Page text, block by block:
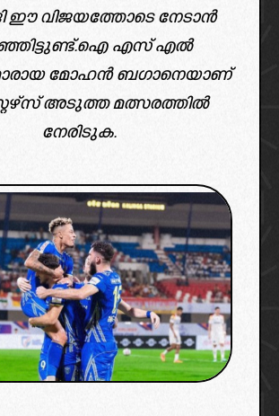
ഈ വിജയത്തോടെ നേടാൻ
എസ് എൽ
മോഹൻ ബഗാനെയാണ്
അടുത്ത മത്സരത്തിൽ
നേരിടുക.
Representing image